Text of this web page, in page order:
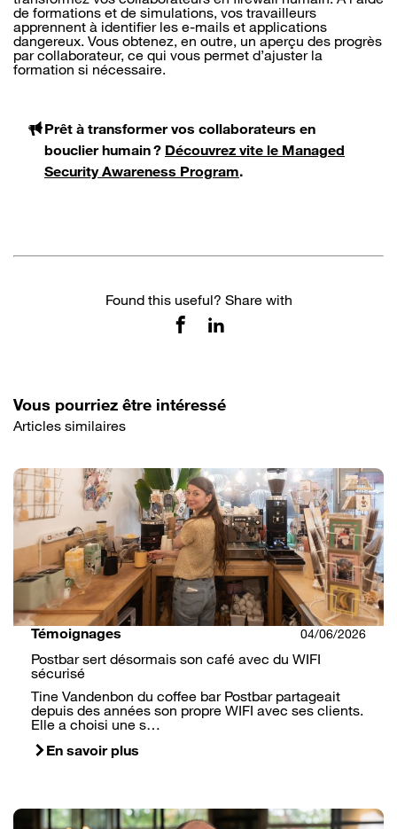
de formations et de simulations, vos travailleurs
apprennent à identifier les e-mails et applications
dangereux. Vous obtenez, en outre, un aperçu des progrès
par collaborateur, ce qui vous permet d’ajuster la
formation si nécessaire.
Prêt à transformer vos collaborateurs en
bouclier humain ? Découvrez vite le Managed
Security Awareness Program.
Found this useful? Share with
Vous pourriez être intéressé
Articles similaires
Témoignages 04/06/2026
Postbar sert désormais son café avec du WIFI
sécurisé
Tine Vandenbon du coffee bar Postbar partageait
depuis des années son propre WIFI avec ses clients.
Elle a choisi une s…
En savoir plus